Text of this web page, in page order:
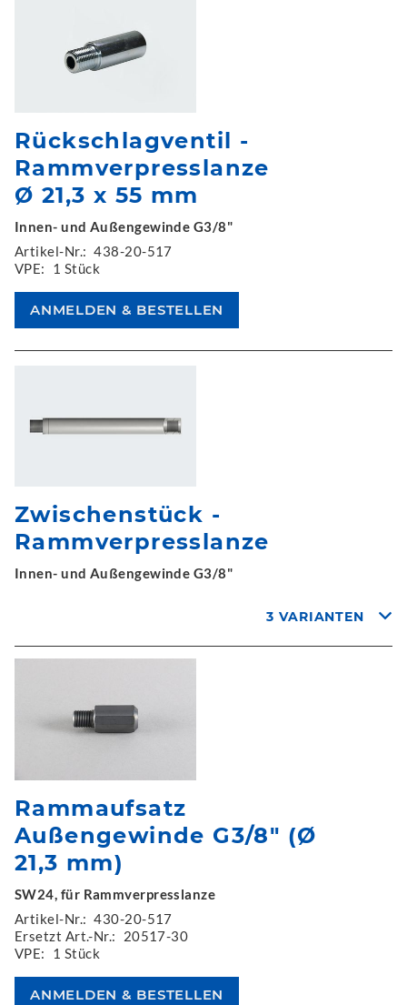
Rückschlagventil -
Rammverpresslanze
Ø 21,3 x 55 mm
Innen- und Außengewinde G3/8"
Artikel-Nr.: 438-20-517
VPE:
1 Stück
Zwischenstück -
Rammverpresslanze
Innen- und Außengewinde G3/8"
3 VARIANTEN
Rammaufsatz
Außengewinde G3/8" (Ø
21,3 mm)
SW24, für Rammverpresslanze
Artikel-Nr.: 430-20-517
Ersetzt Art.-Nr.:
20517-30
VPE:
1 Stück